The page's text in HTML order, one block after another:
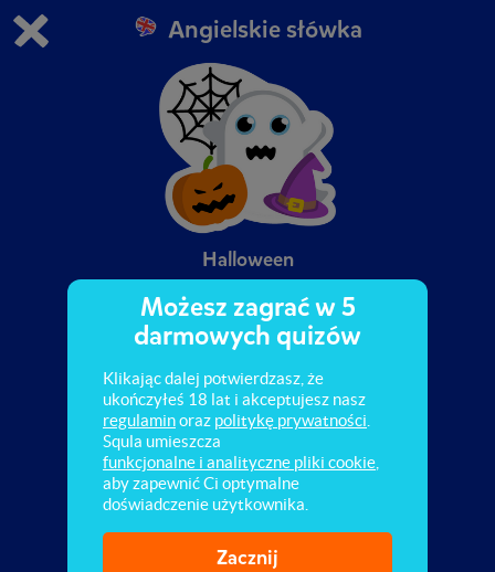
Grasz w wersję demonstracyjną Squli
Kup teraz!
0 1
Angielskie słówka
Halloween
Możesz zagrać w 5
darmowych quizów
Klikając dalej potwierdzasz, że
ukończyłeś 18 lat i akceptujesz nasz
regulaminoraz politykę prywatności
Squla umieszcza
funkcjonalne i analityczne pliki cookie
aby zapewnić Ci optymalne
doświadczenie użytkownika.
Zacznij